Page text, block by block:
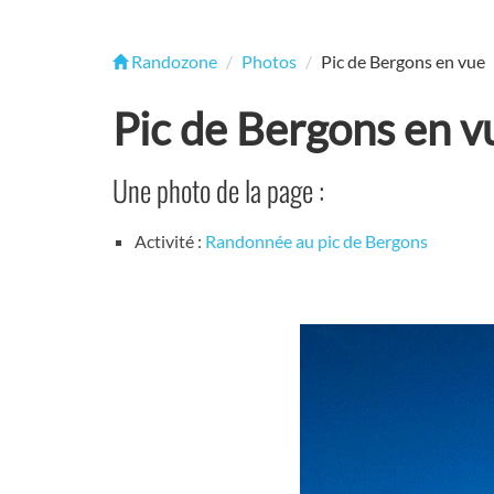
Randozone Photos Pic de Bergons en vue
Pic de Bergons en
Une photo de la page :
Activité : Randonnée au pic de Bergons